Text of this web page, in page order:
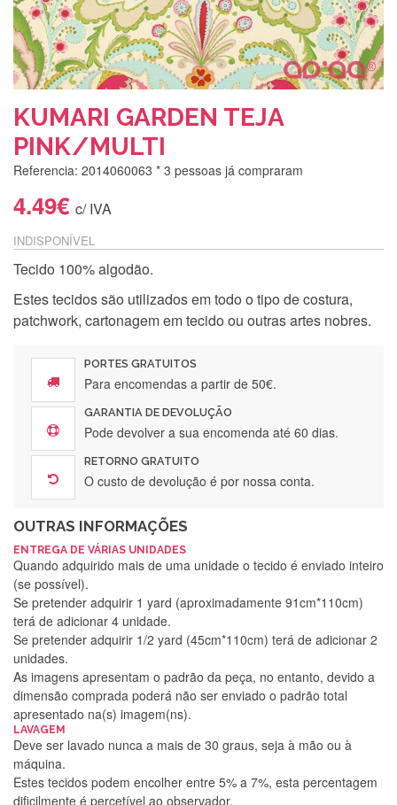
KUMARI GARDEN TEJA
PINK/MULTI
Referencia: 2014060063 * 3 pessoas já compraram
4.49€ c/ IVA
INDISPONÍVEL
Tecido 100% algodão.
Estes tecidos são utilizados em todo o tipo de costura,
patchwork, cartonagem em tecido ou outras artes nobres.
PORTES GRATUITOS
Para encomendas a partir de 50€.
GARANTIA DE DEVOLUÇÃO
Pode devolver a sua encomenda até 60 dias.
RETORNO GRATUITO
O custo de devolução é por nossa conta.
OUTRAS INFORMAÇÕES
ENTREGA DE VÁRIAS UNIDADES
Quando adquirido mais de uma unidade o tecido é enviado inteiro
(se possível).
Se pretender adquirir 1 yard (aproximadamente 91cm*110cm)
terá de adicionar 4 unidade.
Se pretender adquirir 1/2 yard (45cm*110cm) terá de adicionar 2
unidades.
As imagens apresentam o padrão da peça, no entanto, devido a
dimensão comprada poderá não ser enviado o padrão total
apresentado na(s) imagem(ns).
LAVAGEM
Deve ser lavado nunca a mais de 30 graus, seja à mão ou à
máquina.
Estes tecidos podem encolher entre 5% a 7%, esta percentagem
dificilmente é percetível ao observador.